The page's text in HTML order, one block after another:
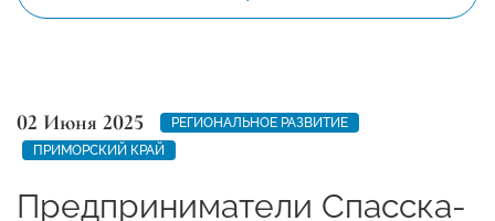
02 Июня 2025
РЕГИОНАЛЬНОЕ РАЗВИТИЕ
ПРИМОРСКИЙ КРАЙ
Предприниматели Спасска-